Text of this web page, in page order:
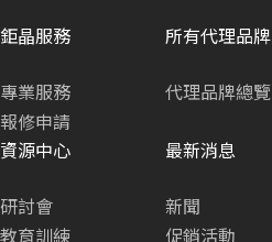
鉅晶服務
專業服務
報修申請
所有代理品牌
代理品牌總覽
資源中心
研討會
最新消息
新聞